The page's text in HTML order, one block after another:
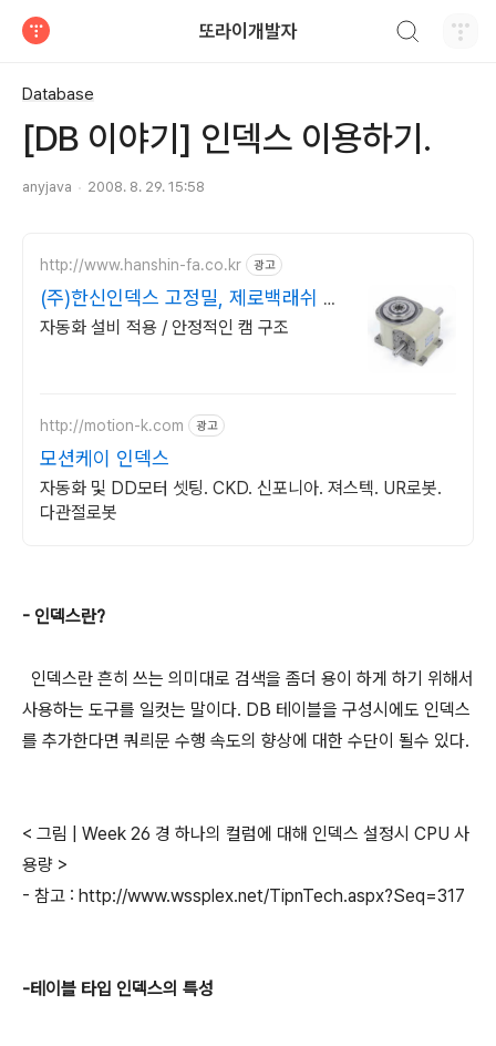
또라이개발자
Database
[DB 이야기] 인덱스 이용하기.
anyjava 2008. 8. 29. 15:58
http://www.hanshin-fa.co.kr 광고
(주)한신인덱스 고정밀, 제로백래쉬 메
커니즘
자동화 설비 적용 / 안정적인 캠 구조
http://motion-k.com 광고
모션케이 인덱스
자동화 및 DD모터 셋팅. CKD. 신포니아. 져스텍. UR로봇.
다관절로봇
- 인덱스란?
인덱스란 흔히 쓰는 의미대로 검색을 좀더 용이 하게 하기 위해서
사용하는 도구를 일컷는 말이다. DB 테이블을 구성시에도 인덱스
를 추가한다면 쿼릐문 수행 속도의 향상에 대한 수단이 될수 있다.
< 그림 | Week 26 경 하나의 컬럼에 대해 인덱스 설정시 CPU 사
용량 >
- 참고 : http://www.wssplex.net/TipnTech.aspx?Seq=317
-테이블 타입 인덱스의 특성